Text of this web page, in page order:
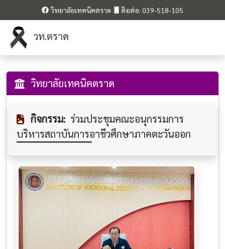
วิทยาลัยเทคนิคตราด ติอต่อ: 039-518-105
วท.ตราด
วิทยาลัยเทคนิคตราด
กิจกรรม: ร่วมประชุมคณะอนุกรรมการ
บริหารสถาบันการอาชีวศึกษาภาคตะวันออก